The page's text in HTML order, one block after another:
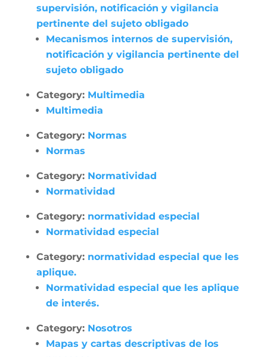
supervisión, notificación y vigilancia
pertinente del sujeto obligado
Mecanismos internos de supervisión,
notificación y vigilancia pertinente del
sujeto obligado
Category: Multimedia
Multimedia
Category: Normas
Normas
Category: Normatividad
Normatividad
Category: normatividad especial
Normatividad especial
Category: normatividad especial que les
aplique.
Normatividad especial que les aplique
de interés.
Category: Nosotros
Mapas y cartas descriptivas de los